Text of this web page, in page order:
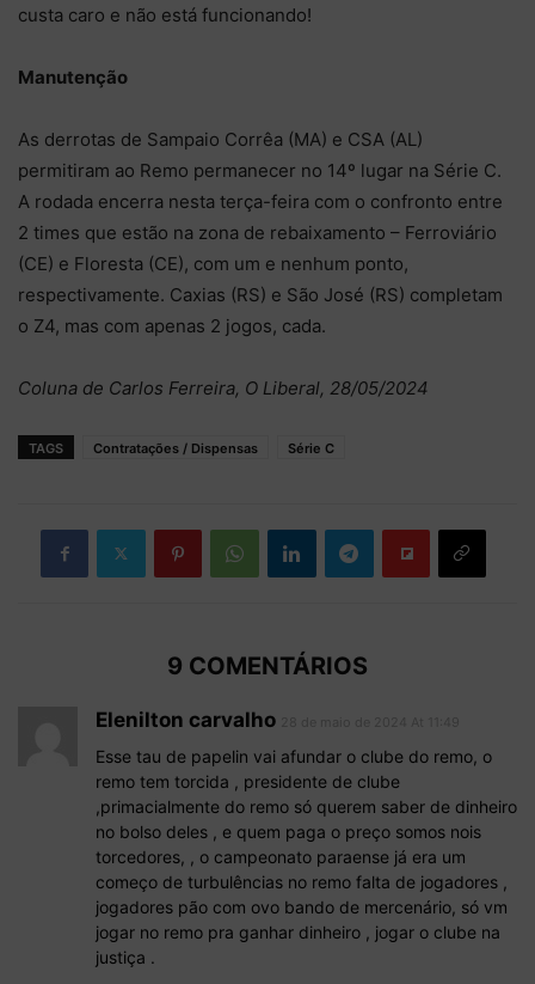
custa caro e não está funcionando!
Manutenção
As derrotas de Sampaio Corrêa (MA) e CSA (AL)
permitiram ao Remo permanecer no 14º lugar na Série C.
A rodada encerra nesta terça-feira com o confronto entre
2 times que estão na zona de rebaixamento – Ferroviário
(CE) e Floresta (CE), com um e nenhum ponto,
respectivamente. Caxias (RS) e São José (RS) completam
o Z4, mas com apenas 2 jogos, cada.
Coluna de Carlos Ferreira, O Liberal, 28/05/2024
TAGS Contratações / Dispensas Série C
9 COMENTÁRIOS
Elenilton carvalho
Esse tau de papelin vai afundar o clube do remo, o
remo tem torcida , presidente de clube
,primacialmente do remo só querem saber de dinheiro
no bolso deles , e quem paga o preço somos nois
torcedores, , o campeonato paraense já era um
começo de turbulências no remo falta de jogadores ,
jogadores pão com ovo bando de mercenário, só vm
jogar no remo pra ganhar dinheiro , jogar o clube na
justiça .